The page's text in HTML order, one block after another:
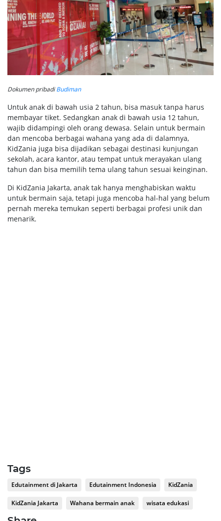
Dokumen pribadiBudiman
Untuk anak di bawah usia 2 tahun, bisa masuk tanpa harus
membayar tiket. Sedangkan anak di bawah usia 12 tahun,
wajib didampingi oleh orang dewasa. Selain untuk bermain
dan mencoba berbagai wahana yang ada di dalamnya,
KidZania juga bisa dijadikan sebagai destinasi kunjungan
sekolah, acara kantor, atau tempat untuk merayakan ulang
tahun dan bisa memilih tema ulang tahun sesuai keinginan.
Di KidZania Jakarta, anak tak hanya menghabiskan waktu
untuk bermain saja, tetapi juga mencoba hal-hal yang belum
pernah mereka temukan seperti berbagai profesi unik dan
menarik.
Tags
Edutainment di Jakarta Edutainment Indonesia KidZania
KidZania Jakarta Wahana bermain anak wisata edukasi